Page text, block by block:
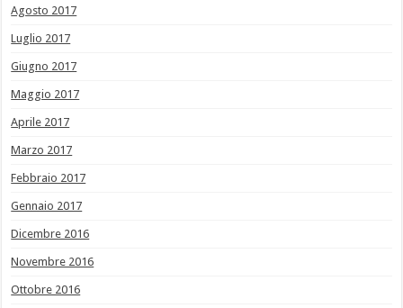
Agosto 2017
Luglio 2017
Giugno 2017
Maggio 2017
Aprile 2017
Marzo 2017
Febbraio 2017
Gennaio 2017
Dicembre 2016
Novembre 2016
Ottobre 2016